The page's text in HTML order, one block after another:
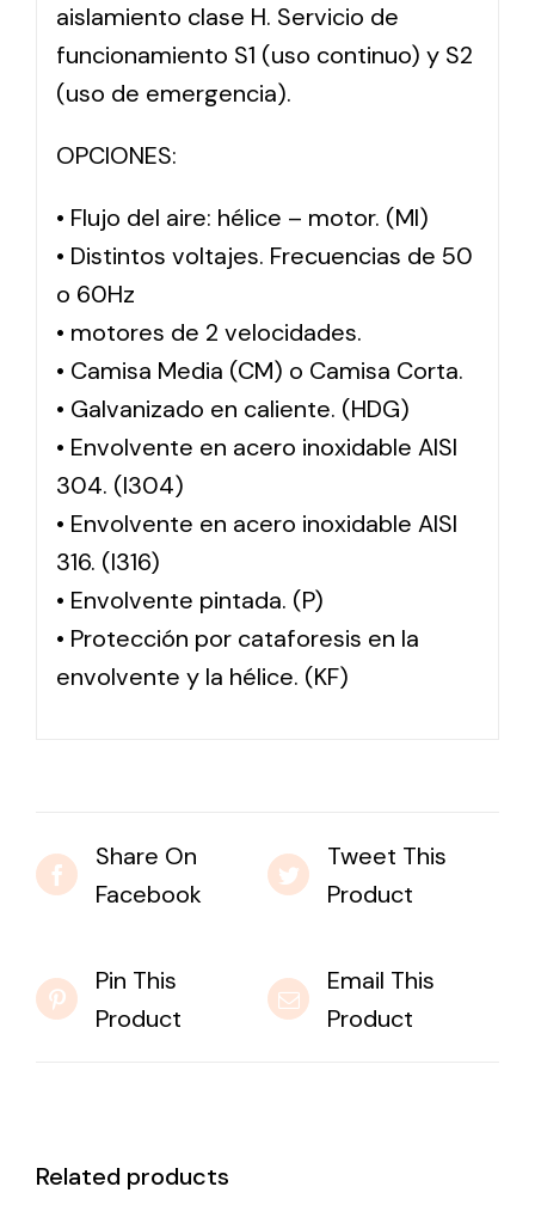
aislamiento clase H. Servicio de
funcionamiento S1 (uso continuo) y S2
(uso de emergencia).
OPCIONES:
• Flujo del aire: hélice – motor. (MI)
• Distintos voltajes. Frecuencias de 50
o 60Hz
• motores de 2 velocidades.
• Camisa Media (CM) o Camisa Corta.
• Galvanizado en caliente. (HDG)
• Envolvente en acero inoxidable AISI
304. (I304)
• Envolvente en acero inoxidable AISI
316. (I316)
• Envolvente pintada. (P)
• Protección por cataforesis en la
envolvente y la hélice. (KF)
Share On
Facebook
Tweet This
Product
Pin This
Product
Email This
Product
Related products